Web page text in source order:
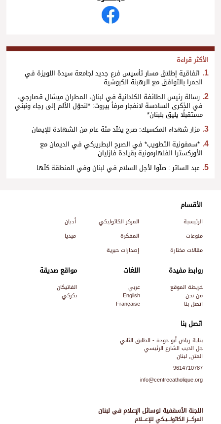
الأكثر قراءة
اتفاقية إطلاق مسار تأسيس فرع جديد لجامعة سيدة اللويزة في
الحمرا بالتوافق مع الرهبنة الكبوشية
رسالة رئيس الطائفة الكلدانية في لبنان، المطران ميشال قصارجي،
في الذكرى السادسة لانفجار مرفأ بيروت: *لنحوّل الألم إلى رجاء ونبني
مستقبلًا يليق بلبنان*
مزار شهداء المكسيك: صرح يخلّد مئة عام من الشهادة للإيمان
*سمفونية التطويب* في الصرح البطريركي في الديمان مع
الأوركسترا الفلهارمونية بقيادة فازليان
عبد الساتر : صلّوا لأجل السلام في لبنان وفي المنطقة كلّها
اللجنة الأسقفية لوسائل الإعلام في لبنان
المركـــز الكاثولـــيـكي للإعـــلام
اتصل بنا
بناية رياض أبو جودة - الطابق الثاني
جل الديب الشارع الرئيسي
المتن, لبنان
9614710787
info@centrecatholique.org
الأقسام
الرئيسية المركز الكاثوليكي
أديان
منوعات
المفكرة
ميديا
مقالات مختارة
إصدارات حبرية
روابط مفيدة
خريطة الموقع
من نحن
اتصل بنا
اللغات
عربي
English
Française
مواقع صديقة
الفاتيكان
بكركي